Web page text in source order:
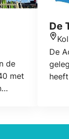
de
met
De
De